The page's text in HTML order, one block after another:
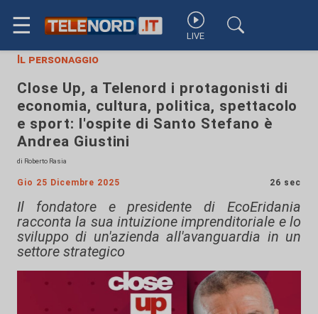
☰ LIVE
Il personaggio
Close Up, a Telenord i protagonisti di
economia, cultura, politica, spettacolo
e sport: l'ospite di Santo Stefano è
Andrea Giustini
di Roberto Rasia
Gio 25 Dicembre 2025 26 sec
Il fondatore e presidente di EcoEridania
racconta la sua intuizione imprenditoriale e lo
sviluppo di un'azienda all'avanguardia in un
settore strategico